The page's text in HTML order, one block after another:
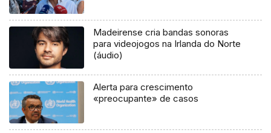
Madeirense cria bandas sonoras
para videojogos na Irlanda do Norte
(áudio)
Alerta para crescimento
«preocupante» de casos